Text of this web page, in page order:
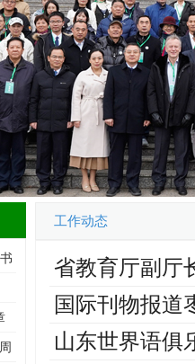
工作动态
省教育厅副厅
国际刊物报道
山东世界语俱